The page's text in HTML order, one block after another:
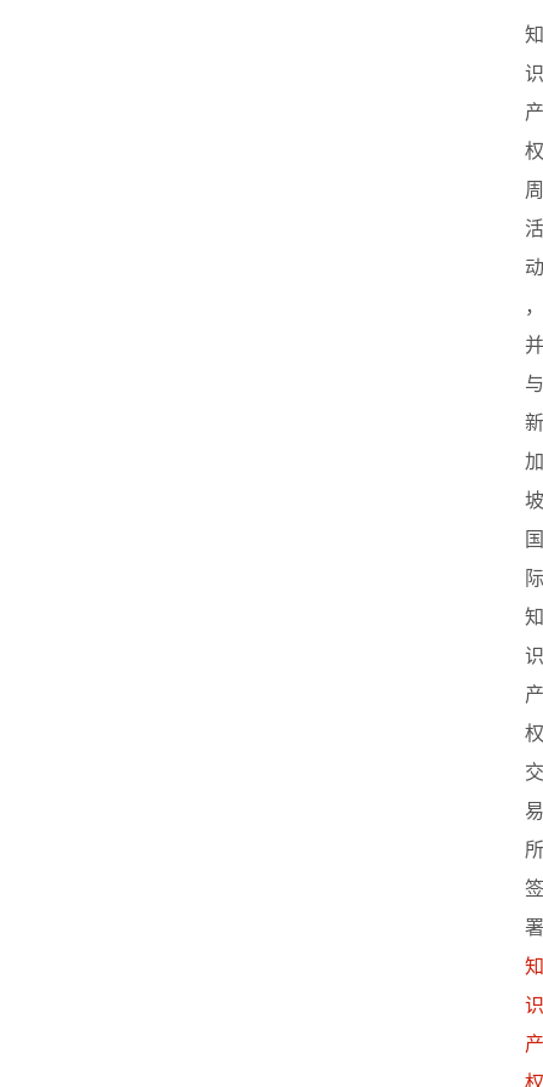
知
识
产
权
周
活
动
，
并
与
新
加
坡
国
际
知
识
产
权
交
易
所
签
署
知
识
产
权